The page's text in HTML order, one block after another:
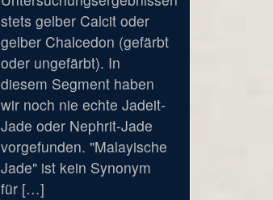
stets gelber Calcit oder
gelber Chalcedon (gefärbt
oder ungefärbt). In
diesem Segment haben
wir noch nie echte Jadeit-
Jade oder Nephrit-Jade
vorgefunden. "Malayische
Jade" ist kein Synonym
für […]